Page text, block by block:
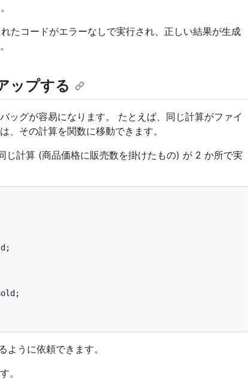
たコードがエラーなしで実行され、正しい結果が生成
ップする
ッグが容易になります。 たとえば、同じ計算がファイ
、その計算を関数に移動できます。
計算 (商品価格に販売数を掛けたもの) が 2 か所で実
うに依頼できます。
。